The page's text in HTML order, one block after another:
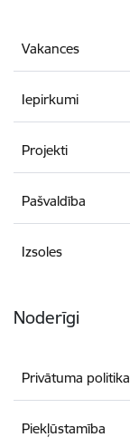
Vakances
Iepirkumi
Projekti
Pašvaldība
Izsoles
Noderīgi
Privātuma politika
Piekļūstamība